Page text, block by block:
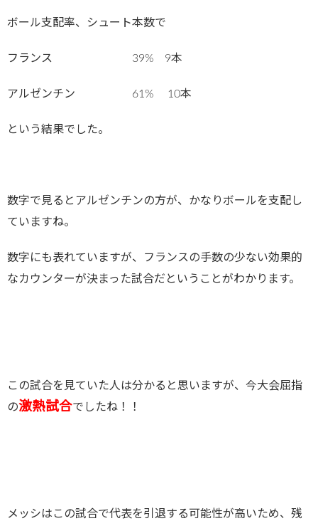
ボール支配率、シュート本数で
フランス 39% 9本
アルゼンチン 61% 10本
という結果でした。
数字で見るとアルゼンチンの方が、かなりボールを支配し
ていますね。
数字にも表れていますが、フランスの手数の少ない効果的
なカウンターが決まった試合だということがわかります。
この試合を見ていた人は分かると思いますが、今大会屈指
の激熱試合でしたね！！
メッシはこの試合で代表を引退する可能性が高いため、残